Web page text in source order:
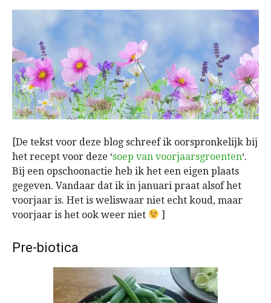
[De tekst voor deze blog schreef ik oorspronkelijk bij
het recept voor deze ‘soep van voorjaarsgroenten‘.
Bij een opschoonactie heb ik het een eigen plaats
gegeven. Vandaar dat ik in januari praat alsof het
voorjaar is. Het is weliswaar niet echt koud, maar
voorjaar is het ook weer niet
]
Pre-biotica